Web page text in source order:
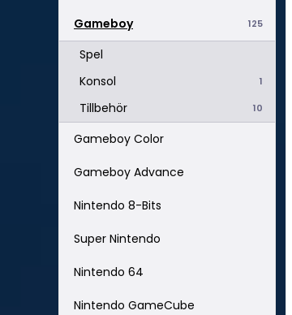
125
Gameboy
Spel
1
Konsol
10
Tillbehör
Gameboy Color
Gameboy Advance
Nintendo 8-Bits
Super Nintendo
Nintendo 64
Nintendo GameCube